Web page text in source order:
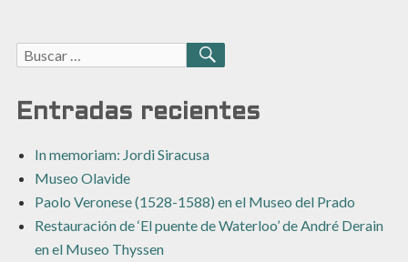
Buscar:
BUSCAR
Entradas recientes
In memoriam: Jordi Siracusa
Museo Olavide
Paolo Veronese (1528-1588) en el Museo del Prado
Restauración de ‘El puente de Waterloo’ de André Derain
en el Museo Thyssen